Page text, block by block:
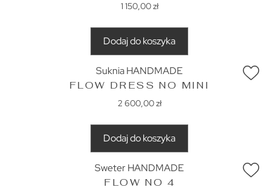
1 150,00zł
Dodaj do koszyka
Suknia HANDMADE
FLOW DRESS NO MINI
2 600,00zł
Dodaj do koszyka
Sweter HANDMADE
FLOW NO 4